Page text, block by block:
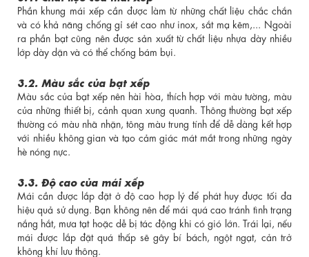
Phần khung mái xếp cần được làm từ những chất liệu chắc chắn
và có khả năng chống gỉ sét cao như inox, sắt mạ kẽm,... Ngoài
ra phần bạt cũng nên được sản xuất từ chất liệu nhựa dày nhiều
lớp dày dặn và có thể chống bám bụi.
3.2. Màu sắc của bạt xếp
Màu sắc của bạt xếp nên hài hòa, thích hợp với màu tường, màu
của những thiết bị, cảnh quan xung quanh. Thông thường bạt xếp
thường có màu nhã nhặn, tông màu trung tính để dễ dàng kết hợp
với nhiều không gian và tạo cảm giác mát mắt trong những ngày
hè nóng nực.
3.3. Độ cao của mái xếp
Mái cần được lắp đặt ở độ cao hợp lý để phát huy được tối đa
hiệu quả sử dụng. Bạn không nên để mái quá cao tránh tình trạng
nắng hắt, mưa tạt hoặc dễ bị tác động khi có gió lớn. Trái lại, nếu
mái được lắp đặt quá thấp sẽ gây bí bách, ngột ngạt, cản trở
không khí lưu thông.